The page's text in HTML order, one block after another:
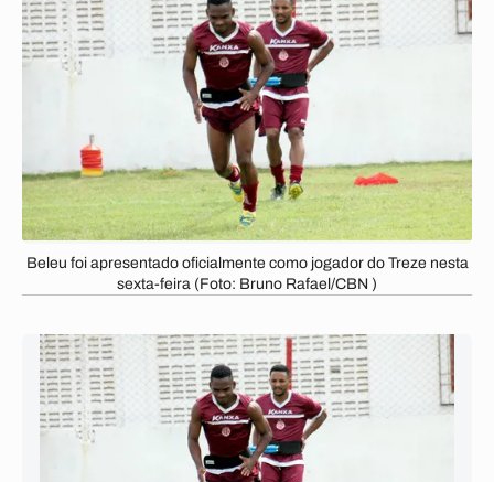
Beleu foi apresentado oficialmente como jogador do Treze nesta
sexta-feira (Foto: Bruno Rafael/CBN )